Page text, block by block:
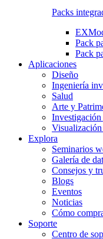
Packs
Pack
Pack
Aplicaciones
Diseño
Ingeniería
Salud
Arte y
Explora
Seminarios
Galería de
Consejos y
Blogs
Eventos
Noticias
Cómo
Soporte
Centro de